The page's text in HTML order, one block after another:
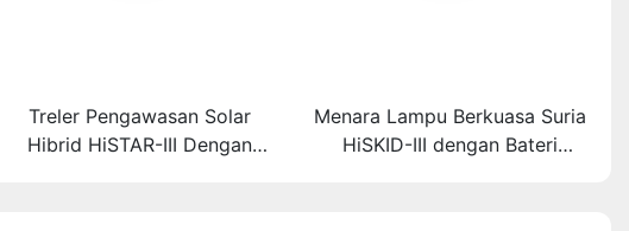
Treler Pengawasan Solar
Hibrid HiSTAR-III Dengan
Menara Lampu Berkuasa Suria
HiSKID-III dengan Bateri